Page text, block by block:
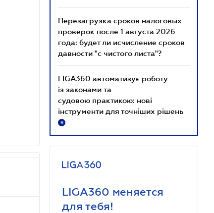
Перезагрузка сроков налоговых
проверок после 1 августа 2026
года: будет ли исчисление сроков
давности "с чистого листа"?
LIGA360 автоматизує роботу
із законами та
судовою практикою: нові
інструменти для точніших рішень
R
LIGA360 меняется
для тебя!